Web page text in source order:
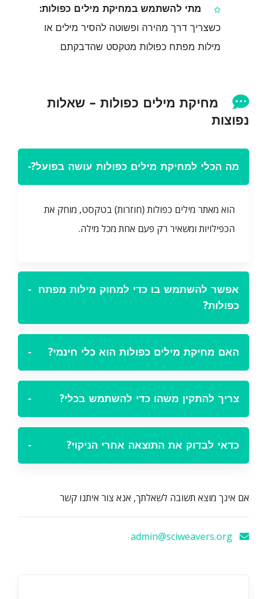
מתי להשתמש במחיקת מילים כפולות:
כשצריך דרך מהירה ופשוטה להסיר מילים או
מילות מפתח כפולות מטקסט שהדבקתם
מחיקת מילים כפולות – שאלות
נפוצות
מה הכלי למחיקת מילים כפולות עושה בפועל?−
הוא מאתר מילים כפולות (חוזרות) בטקסט, מוחק את
הכפילויות ומשאיר רק פעם אחת מכל מילה.
אפשר להשתמש בו כדי למחוק מילות מפתח
כפולות?
−
האם מחיקת מילים כפולות הוא כלי חינמי? −
צריך להתקין משהו כדי להשתמש בכלי? −
כדאי לבדוק את התוצאה אחרי הניקוי? −
אם אינך מוצא תשובה לשאלתך, אנא צור איתנו קשר